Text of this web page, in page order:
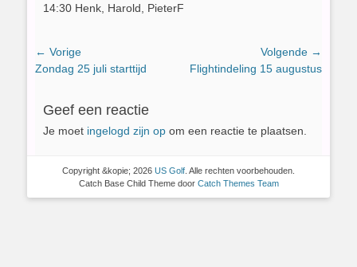
14:30 Henk, Harold, PieterF
Bericht
navigatie
← Vorige
Vorig
Zondag 25 juli starttijd
Volgende →
Volgend
Flightindeling 15 augustus
Geef een reactie
Je moet ingelogd zijn op om een reactie te plaatsen.
Copyright &kopie; 2026 US Golf . Alle rechten voorbehouden.
Catch Base Child Theme door Catch Themes Team